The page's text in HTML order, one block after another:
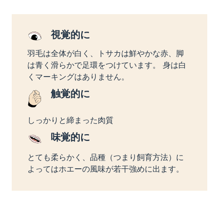
視覚的に
羽毛は全体が白く、トサカは鮮やかな赤、脚
は青く滑らかで足環をつけています。 身は白
くマーキングはありません。
触覚的に
しっかりと締まった肉質
味覚的に
とても柔らかく、品種（つまり飼育方法）に
よってはホエーの風味が若干強めに出ます。